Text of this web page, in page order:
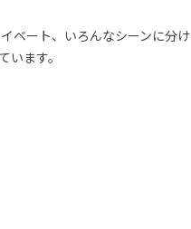
ベート、いろんなシーンに分け
ます。